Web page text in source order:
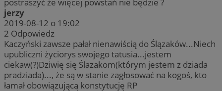
postraszyć że więcej powstań nie będzie ?
jerzy
2019-08-12 o 19:02
2 Odpowiedz
Kaczyński zawsze pałał nienawiścią do Ślązaków...Niech
upubliczni życiorys swojego tatusia...jestem
ciekaw(?)Dziwię się Ślazakom(którym jestem z dziada
pradziada)..., że są w stanie zagłosować na kogoś, kto
łamał obowiązującą konstytucję RP